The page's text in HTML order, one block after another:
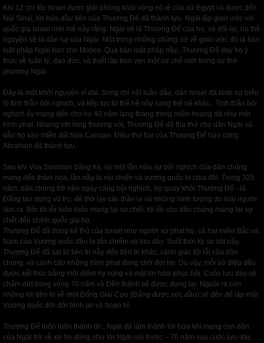
Khi 12 chi tộc Israel được giải phóng khỏi vòng nô lệ của xứ Egypt và được đến
Núi Sinai, lời hứa đầu tiên của Thượng Đế đã thành tựu. Ngài lập giao ước với
quốc gia Israel mới mẻ nầy rằng: Ngài sẽ là Thượng Đế của họ, và đối lại, họ thề
nguyện sẽ là dân sự của Ngài. Một trong những chứng cớ về giao ước đó là bản
luật pháp Ngài ban cho Moses. Qua bản luật pháp nầy,, Thượng Đế dạy họ ý
thức về luân lý, đạo đức, và thiết lập trọn vẹn một cơ chế mới trong sự thờ
phượng Ngài.
Đây là một khởi nguyên vĩ đại. Song chỉ nội tuần đầu, dân Israel đã khởi sự biểu
lộ tinh thần bội nghịch, và tiếp tục từ thế hệ nầy sang thế hệ khác.. Tinh thần bội
nghịch ấy mang đến cho họ 40 năm lang thang trong miền hoang dã như một
hình phạt. Nhưng với lòng thương xót, Thượng Đế đã tha thứ cho dân Ngài và
dẫn họ vào miền đất hứa Canaan. Điều thứ hai của Thượng Đế hứa cùng
Abraham đã thành tựu.
Sau khi Vua Solomon băng hà, lại một lần nữa sự bội nghịch của dân chúng
mang đến thảm họa, lần nầy là nội chiến và vương quốc bị chia đôi. Trong 325
năm, dân chúng trở nên ngày càng bội nghịch, họ quay khỏi Thượng Đế - là
Đấng tạo dựng vũ trụ, để thờ lạy các thần lạ và những hình tượng do loài người
làm ra. Bởi tội lỗi luôn luôn mang lại sự chết, tội lỗi của dân chúng mang lại sự
chết đến chính quốc gia họ.
Thượng Đế đã dùng kẻ thù của Israel như người xử phạt họ, cả hai miền Bắc và
Nam của Vương quốc đều bị tấn chiếm và lưu đày. Suốt thời kỳ sa sút nầy,
Thượng Đế đã sai từ tiên tri nầy đến tiên tri khác, cảnh giác tội lỗi của dân
chúng, và cảnh cáo những hình phạt đang chờ đợi họ. Dù vậy, mỗi sứ điệp đều
được kết thúc bằng một điểm hy vọng và một lời hứa phục hồi. Cuộc lưu đày sẽ
chấm dứt trong vòng 70 năm và Đền thánh sẽ được dựng lại. Ngoài ra còn
những lời tiên tri về một Đấng Giải Cứu (Đấng được xức dầu) sẽ đến để lập một
Vương quốc đời đời bình an và hoan hỉ.
Thượng Đế luôn luôn thành tín., Ngài đã làm thành lời hứa khi mang con dân
của Ngài trở về xứ họ đúng như lời Ngài nói trước – 70 năm sau cuộc lưu đày